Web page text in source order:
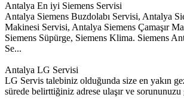
Antalya En iyi Siemens Servisi
Antalya Siemens Buzdolabı Servisi, Antalya
Makinesi Servisi, Antalya Siemens Çamaşır
Siemens Süpürge, Siemens Klima. Siemens
Se...
Antalya LG Servisi
LG Servis talebiniz olduğunda size en yakın
sürede belirttiğiniz adrese ulaşır ve